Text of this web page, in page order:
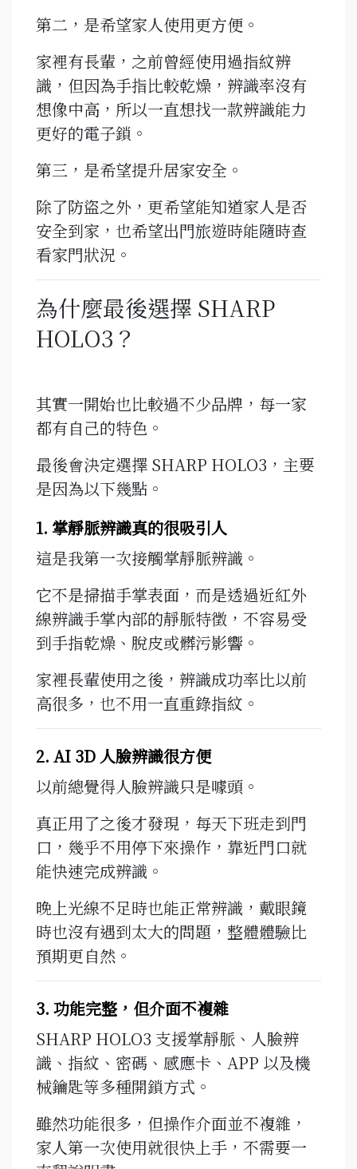
第二，是希望家人使用更方便。
家裡有長輩，之前曾經使用過指紋辨
識，但因為手指比較乾燥，辨識率沒有
想像中高，所以一直想找一款辨識能力
更好的電子鎖。
第三，是希望提升居家安全。
除了防盜之外，更希望能知道家人是否
安全到家，也希望出門旅遊時能隨時查
看家門狀況。
為什麼最後選擇 SHARP
HOLO3？
其實一開始也比較過不少品牌，每一家
都有自己的特色。
最後會決定選擇 SHARP HOLO3，主要
是因為以下幾點。
1. 掌靜脈辨識真的很吸引人
這是我第一次接觸掌靜脈辨識。
它不是掃描手掌表面，而是透過近紅外
線辨識手掌內部的靜脈特徵，不容易受
到手指乾燥、脫皮或髒污影響。
家裡長輩使用之後，辨識成功率比以前
高很多，也不用一直重錄指紋。
2. AI 3D 人臉辨識很方便
以前總覺得人臉辨識只是噱頭。
真正用了之後才發現，每天下班走到門
口，幾乎不用停下來操作，靠近門口就
能快速完成辨識。
晚上光線不足時也能正常辨識，戴眼鏡
時也沒有遇到太大的問題，整體體驗比
預期更自然。
3. 功能完整，但介面不複雜
SHARP HOLO3 支援掌靜脈、人臉辨
識、指紋、密碼、感應卡、APP 以及機
械鑰匙等多種開鎖方式。
雖然功能很多，但操作介面並不複雜，
家人第一次使用就很快上手，不需要一